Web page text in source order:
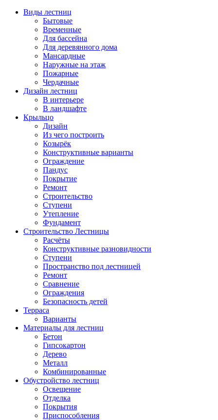
Виды лестниц
Бытовые
Временные
Для бассейна
Для деревянного дома
Мансардные
Наружные на этаж
Пожарные
Чердачные
Дизайн лестниц
В интерьере
В ландшафте
Крыльцо
Дизайн
Из чего построить
Козырёк
Конструктивные варианты
Ограждение
Пандус
Покрытие
Ремонт
Строительство
Ступени
Утепление
Фундамент
Строительство Лестницы
Расчёты
Конструктивные разновидности
Ступени
Пространство под лестницей
Ремонт
Сравнение
Ограждения
Безопасность детей
Терраса
Варианты
Материалы для лестниц
Бетон
Гипсокартон
Дерево
Металл
Комбинированные
Обустройство лестниц
Освещение
Отделка
Покрытия
Приспособления